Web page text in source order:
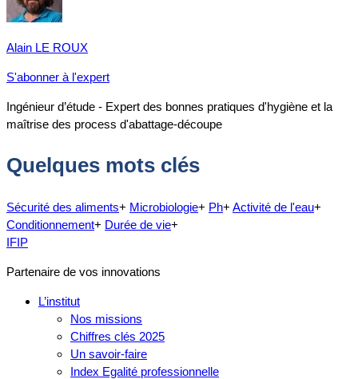
Alain LE ROUX
S'abonner à l'expert
Ingénieur d’étude - Expert des bonnes pratiques d'hygiène et la
maîtrise des process d'abattage-découpe
Quelques mots clés
Sécurité des aliments+ Microbiologie+ Ph+ Activité de l'eau+
Conditionnement+ Durée de vie+
IFIP
Partenaire de vos innovations
L’institut
Nos missions
Chiffres clés 2025
Un savoir-faire
Index Egalité professionnelle